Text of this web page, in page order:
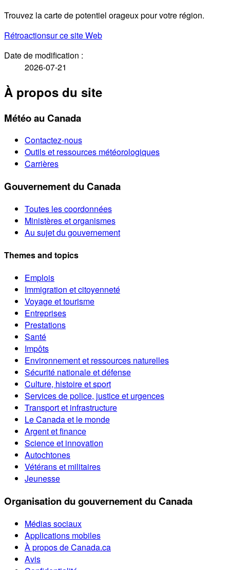
Trouvez la carte de potentiel orageux pour votre région.
Rétroactionsur ce site Web
Date de modification :
2026-07-21
À propos du site
Météo au Canada
Contactez-nous
Outils et ressources météorologiques
Carrières
Gouvernement du Canada
Toutes les coordonnées
Ministères et organismes
Au sujet du gouvernement
Themes and topics
Emplois
Immigration et citoyenneté
Voyage et tourisme
Entreprises
Prestations
Santé
Impôts
Environnement et ressources naturelles
Sécurité nationale et défense
Culture, histoire et sport
Services de police, justice et urgences
Transport et infrastructure
Le Canada et le monde
Argent et finance
Science et innovation
Autochtones
Vétérans et militaires
Jeunesse
Organisation du gouvernement du Canada
Médias sociaux
Applications mobiles
À propos de Canada.ca
Avis